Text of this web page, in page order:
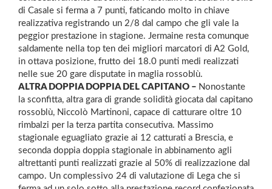
di Casale si ferma a 7 punti, faticando molto in chiave
realizzativa registrando un 2/8 dal campo che gli vale la
peggior prestazione in stagione. Jermaine resta comunque
saldamente nella top ten dei migliori marcatori di A2 Gold,
in ottava posizione, frutto dei 18.0 punti medi realizzati
nelle sue 20 gare disputate in maglia rossoblù.
ALTRA DOPPIA DOPPIA DEL CAPITANO – Nonostante
la sconfitta, altra gara di grande solidità giocata dal capitano
rossoblù, Niccolò Martinoni, capace di catturare oltre 10
rimbalzi per la terza partita consecutiva. Massimo
stagionale eguagliato grazie ai 12 catturati a Brescia, e
seconda doppia doppia stagionale in abbinamento agli
altrettanti punti realizzati grazie al 50% di realizzazione dal
campo. Un complessivo 24 di valutazione di Lega che si